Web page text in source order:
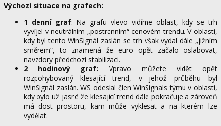
Výchozí situace na grafech:
1 denní graf: Na grafu vlevo vidíme oblast, kdy se trh
vyvíjel v neutrálním „postranním“ cenovém trendu. V oblasti,
kdy byl tento WinSignál zaslán se trh však vydal dále „jižním
směrem“, to znamená že euro opět začalo oslabovat,
navzdory předchozí stabilizaci.
2 hodinový graf: Vpravo můžete vidět opět
rozpohybovaný klesající trend, v jehož průběhu byl
WinSignál zaslán. WS odeslal člen WinSignals týmu v oblasti,
kdy bylo už jasné že klesající trend dále pokračuje a zároveň
má dost prostoru, kam může vyklesat a na kterém lze
vydělat.